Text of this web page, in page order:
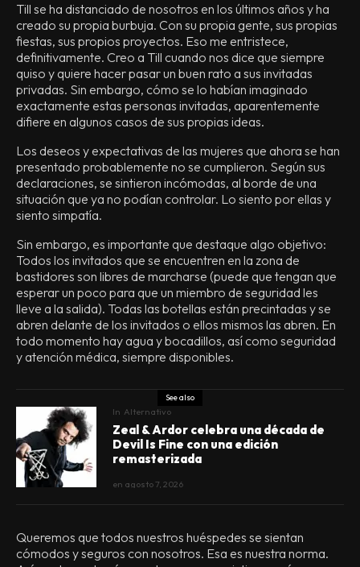
Till se ha distanciado de nosotros en los últimos años y ha
creado su propia burbuja. Con su propia gente, sus propias
fiestas, sus propios proyectos. Eso me entristece,
definitivamente. Creo a Till cuando nos dice que siempre
quiso y quiere hacer pasar un buen rato a sus invitadas
privadas. Sin embargo, cómo se lo habían imaginado
exactamente estas personas invitadas, aparentemente
difiere en algunos casos de sus propias ideas.
Los deseos y expectativas de las mujeres que ahora se han
presentado probablemente no se cumplieron. Según sus
declaraciones, se sintieron incómodas, al borde de una
situación que ya no podían controlar. Lo siento por ellas y
siento simpatía.
Sin embargo, es importante que destaque algo objetivo:
Todos los invitados que se encuentren en la zona de
bastidores son libres de marcharse (puede que tengan que
esperar un poco para que un miembro de seguridad les
lleve a la salida). Todas las botellas están precintadas y se
abren delante de los invitados o ellos mismos las abren. En
todo momento hay agua y bocadillos, así como seguridad
y atención médica, siempre disponibles.
See also
In Alternativo
Zeal & Ardor celebra una década de
Devil Is Fine con una edición
remasterizada
en agosto 7, 2026
Queremos que todos nuestros huéspedes se sientan
cómodos y seguros con nosotros. Esa es nuestra norma.